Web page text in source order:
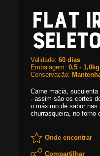
Flat
Seleto
Validade:60 dias
Embalagem:0,5 - 1,0kg
Conservação:
Carne macia,
- assim são os cortes
o máximo de sabor
churrasqueira, no forno
Onde encontrar
Compartilhar